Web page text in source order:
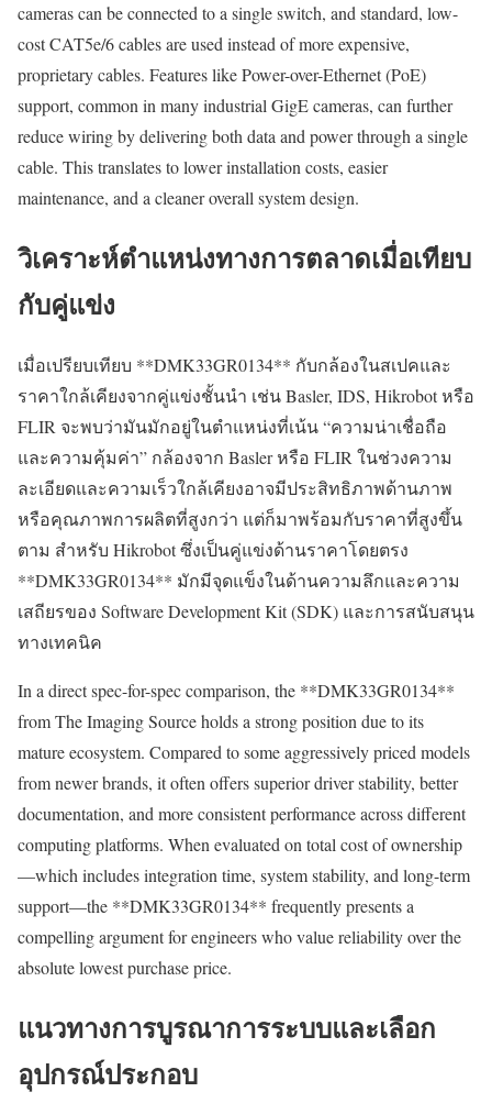
cameras can be connected to a single switch, and standard, low-
cost CAT5e/6 cables are used instead of more expensive,
proprietary cables. Features like Power-over-Ethernet (PoE)
support, common in many industrial GigE cameras, can further
reduce wiring by delivering both data and power through a single
cable. This translates to lower installation costs, easier
maintenance, and a cleaner overall system design.
วิเคราะห์ตำแหน่งทางการตลาดเมื่อเทียบ
กับคู่แข่ง
เมื่อเปรียบเทียบ **DMK33GR0134** กับกล้องในสเปคและ
ราคาใกล้เคียงจากคู่แข่งชั้นนำ เช่น Basler, IDS, Hikrobot หรือ
FLIR จะพบว่ามันมักอยู่ในตำแหน่งที่เน้น “ความน่าเชื่อถือ
และความคุ้มค่า” กล้องจาก Basler หรือ FLIR ในช่วงความ
ละเอียดและความเร็วใกล้เคียงอาจมีประสิทธิภาพด้านภาพ
หรือคุณภาพการผลิตที่สูงกว่า แต่ก็มาพร้อมกับราคาที่สูงขึ้น
ตาม สำหรับ Hikrobot ซึ่งเป็นคู่แข่งด้านราคาโดยตรง
**DMK33GR0134** มักมีจุดแข็งในด้านความลึกและความ
เสถียรของ Software Development Kit (SDK) และการสนับสนุน
ทางเทคนิค
In a direct spec-for-spec comparison, the **DMK33GR0134**
from The Imaging Source holds a strong position due to its
mature ecosystem. Compared to some aggressively priced models
from newer brands, it often offers superior driver stability, better
documentation, and more consistent performance across different
computing platforms. When evaluated on total cost of ownership
—which includes integration time, system stability, and long-term
support—the **DMK33GR0134** frequently presents a
compelling argument for engineers who value reliability over the
absolute lowest purchase price.
แนวทางการบูรณาการระบบและเลือก
อุปกรณ์ประกอบ